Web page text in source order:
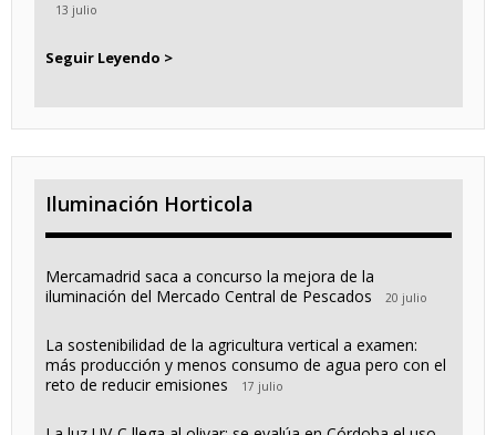
13 julio
Seguir Leyendo >
Iluminación Horticola
Mercamadrid saca a concurso la mejora de la
iluminación del Mercado Central de Pescados
20 julio
La sostenibilidad de la agricultura vertical a examen:
más producción y menos consumo de agua pero con el
reto de reducir emisiones
17 julio